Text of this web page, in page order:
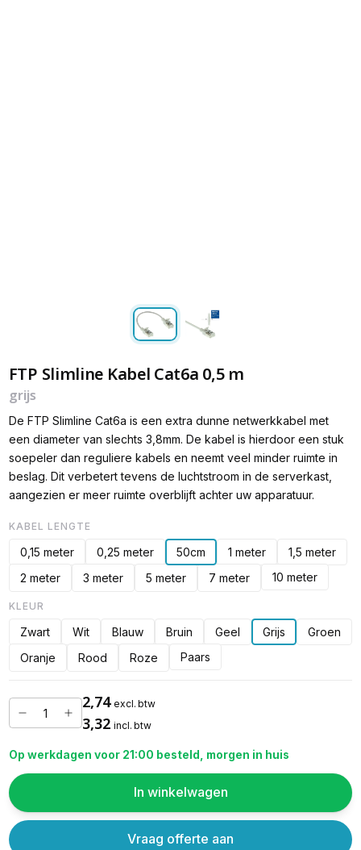
FTP Slimline Kabel Cat6a 0,5 m
grijs
De FTP Slimline Cat6a is een extra dunne netwerkkabel met
een diameter van slechts 3,8mm. De kabel is hierdoor een stuk
soepeler dan reguliere kabels en neemt veel minder ruimte in
beslag. Dit verbetert tevens de luchtstroom in de serverkast,
aangezien er meer ruimte overblijft achter uw apparatuur.
KABEL LENGTE
0,15 meter 0,25 meter 50cm 1 meter
1,5 meter
2 meter
3 meter 5 meter 7 meter 10 meter
KLEUR
Zwart Wit Blauw Bruin Geel Grijs
Groen
Oranje
Rood Roze Paars
2,74 excl. btw
3,32 incl. btw
Op werkdagen voor 21:00 besteld, morgen in huis
In winkelwagen
Vraag offerte aan